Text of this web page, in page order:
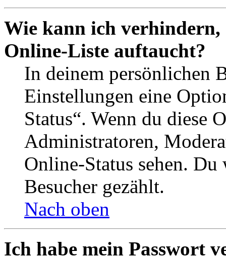
Wie kann ich verhindern,
Online-Liste auftaucht?
In deinem persönlichen
Einstellungen eine
Status“. Wenn du diese
Administratoren,
Online-Status sehen.
Besucher gezählt.
Nach oben
Ich habe mein Passwort